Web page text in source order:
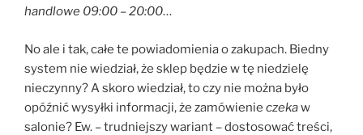
handlowe 09:00 – 20:00…
No ale i tak, całe te powiadomienia o zakupach. Biedny
system nie wiedział, że sklep będzie w tę niedzielę
nieczynny? A skoro wiedział, to czy nie można było
opóźnić wysyłki informacji, że zamówienie czekaw
salonie? Ew. – trudniejszy wariant – dostosować treści,